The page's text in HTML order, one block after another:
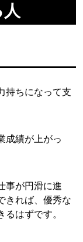
持ちになって支
成績が上がっ
事が円滑に進
きれば、優秀な
はずです。